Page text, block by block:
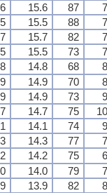
15.6 87
15.5 88
15.7 82
15.5 73
14.8 68
14.9 70
14.9 73
14.7 75
14.1 74
14.3 77
14.2 75
14.0 79
13.9 82